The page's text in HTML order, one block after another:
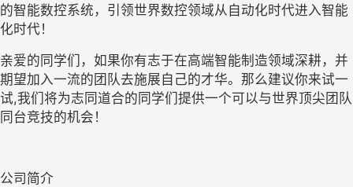
的智能数控系统，引领世界数控领域从自动化时代进入智能
化时代！
亲爱的同学们，如果你有志于在高端智能制造领域深耕，并
期望加入一流的团队去施展自己的才华。那么建议你来试一
试,我们将为志同道合的同学们提供一个可以与世界顶尖团队
同台竞技的机会！
公司简介